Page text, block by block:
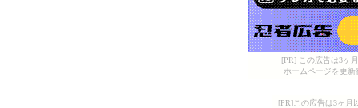
[PR] この広告は3ヶ
ホームページを更
[PR]この広告は3ヶ月